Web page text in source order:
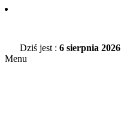
Dziś jest : 6 sierpnia 2026
Menu